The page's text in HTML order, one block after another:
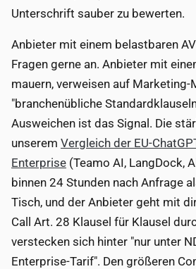
Unterschrift sauber zu bewerten.
Anbieter mit einem belastbaren
Fragen gerne an. Anbieter mit
mauern, verweisen auf
"branchenübliche
Ausweichen ist das Signal. Die
unserem Vergleich der EU-
Enterprise (Teamo AI, LangDock,
binnen 24 Stunden nach Anfrage
Tisch, und der Anbieter geht mit
Call Art. 28 Klausel für Klausel
verstecken sich hinter "nur unter
Enterprise-Tarif". Den größeren